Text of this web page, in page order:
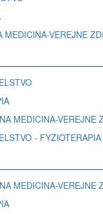
VEREJNE
MEDICINA-VEREJNE
- FYZIOTERAPIA
MEDICINA-VEREJNE